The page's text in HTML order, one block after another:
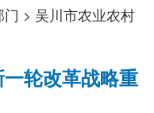
> 吴川市农业农村
轮改革战略重